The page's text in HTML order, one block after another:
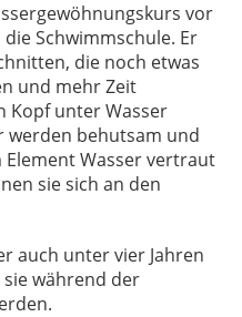
vor
Schwimmschule. Er
die noch etwas
und mehr Zeit
Kopf unter Wasser
werden behutsam und
Wasser vertraut
sie sich an den
auch unter vier Jahren
während der